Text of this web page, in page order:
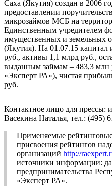
Саха (Якутия) создан в 2006
предоставлении
микрозаймов МСБ на
Единственным учредителем
имущественных и земельных
(Якутия). На 01.07.15 капитал
руб., активы 1,1 млрд руб.,
выданным займам – 483,3 млн
«Эксперт РА»), чистая
руб.
Контактное лицо для прессы:
Васекина Наталья, тел.: (495)
Применяемые
присвоения рейтингов
организаций http://
источники информации:
предпринимательства
«Эксперт РА».